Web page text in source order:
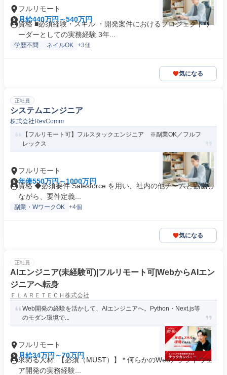
フルリモート
月給440万円～540万円
資格 ■必須経験・スキル ・開発案件におけるプロジェクトリ
ーダーとしての実務経験 3年...
学歴不問 ネイルOK +3個
気になる
正社員
システムエンジニア
株式会社RevComm
【フルリモート可】フルスタックエンジニア ※副業OK／フルフ
レックス
フルリモート
年俸550万円～1000万円
資格 ◆必須要件 Salesforce を用い、社内の他チームと協働し
ながら、要件定義...
副業・WワークOK +4個
気になる
正社員
AIエンジニア(未経験可)|フルリモート可|WebからAIエン
ジニアへ転身
ＦＬＡＲＥＴＥＣＨ株式会社
Web開発の経験を活かして、AIエンジニアへ。Python・Next.js等
のモダン環境で...
フルリモート
月給34万円～70万円
求める人材: 【必須（MUST）】 * 何らかのWeb／ソフトウェ
ア開発の実務経験...